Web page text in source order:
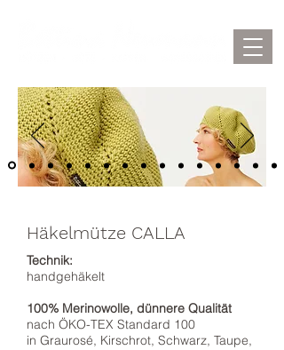
Häkelmütze CALLA
Technik:
handgehäkelt
100% Merinowolle, dünnere Qualität
nach ÖKO-TEX Standard 100
in Graurosé, Kirschrot, Schwarz, Taupe,